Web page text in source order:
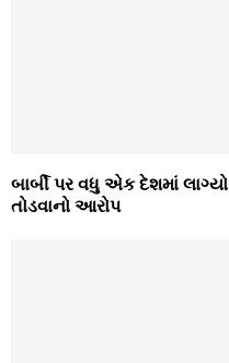
બાર્બી પર વધુ એક દેશમાં
તોડવાનો આરોપ